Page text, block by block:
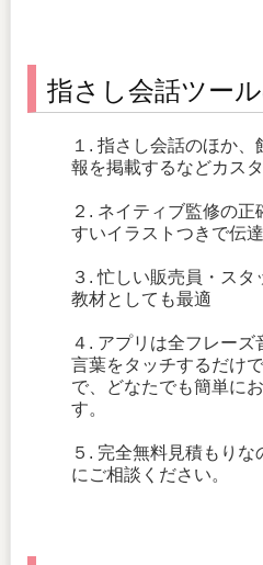
指さし会話ツー
１. 指さし会話のほか
報を掲載するなどカス
２. ネイティブ監修の
すいイラストつきで伝
３. 忙しい販売員・ス
教材としても最適
４. アプリは全フレー
言葉をタッチするだけ
で、どなたでも簡単に
す。
５. 完全無料見積もり
にご相談ください。